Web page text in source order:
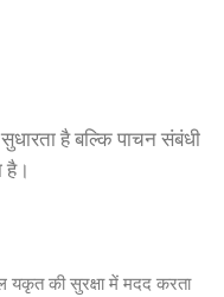
है बल्कि पाचन संबंधी
है।
की सुरक्षा में मदद करता